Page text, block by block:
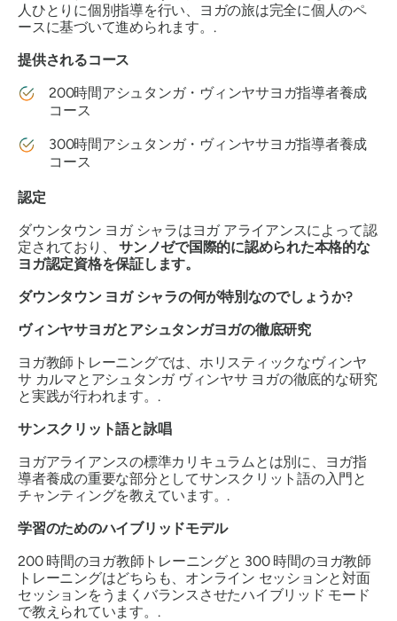
人ひとりに個別指導を行い、ヨガの旅は完全に個人のペ
ースに基づいて進められます。.
提供されるコース
200時間アシュタンガ・ヴィンヤサヨガ指導者養成
コース
300時間アシュタンガ・ヴィンヤサヨガ指導者養成
コース
認定
ダウンタウン ヨガ シャラはヨガ アライアンスによって認
定されており、サンノゼで国際的に認められた本格的な
ヨガ認定資格を保証します。
ダウンタウン ヨガ シャラの何が特別なのでしょうか?
ヴィンヤサヨガとアシュタンガヨガの徹底研究
ヨガ教師トレーニングでは、ホリスティックなヴィンヤ
サ カルマとアシュタンガ ヴィンヤサ ヨガの徹底的な研究
と実践が行われます。.
サンスクリット語と詠唱
ヨガアライアンスの標準カリキュラムとは別に、ヨガ指
導者養成の重要な部分としてサンスクリット語の入門と
チャンティングを教えています。.
学習のためのハイブリッドモデル
200 時間のヨガ教師トレーニングと 300 時間のヨガ教師
トレーニングはどちらも、オンライン セッションと対面
セッションをうまくバランスさせたハイブリッド モード
で教えられています。.